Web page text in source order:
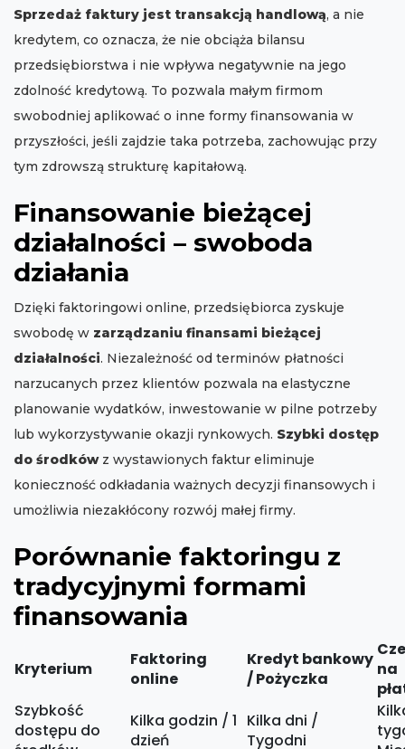
Sprzedaż faktury jest transakcją handlową, a nie
kredytem, co oznacza, że nie obciąża bilansu
przedsiębiorstwa i nie wpływa negatywnie na jego
zdolność kredytową. To pozwala małym firmom
swobodniej aplikować o inne formy finansowania w
przyszłości, jeśli zajdzie taka potrzeba, zachowując przy
tym zdrowszą strukturę kapitałową.
Finansowanie bieżącej
działalności – swoboda
działania
Dzięki faktoringowi online, przedsiębiorca zyskuje
swobodę w zarządzaniu finansami bieżącej
działalności. Niezależność od terminów płatności
narzucanych przez klientów pozwala na elastyczne
planowanie wydatków, inwestowanie w pilne potrzeby
lub wykorzystywanie okazji rynkowych. Szybki dostęp
do środkówz wystawionych faktur eliminuje
konieczność odkładania ważnych decyzji finansowych i
umożliwia niezakłócony rozwój małej firmy.
Porównanie faktoringu z
tradycyjnymi formami
finansowania
Kryterium
Faktoring
online
Kredyt bankowy
/ Pożyczka
na
Szybkość
dostępu do
Kilka godzin / 1
dzień
Kilka dni /
Tygodni